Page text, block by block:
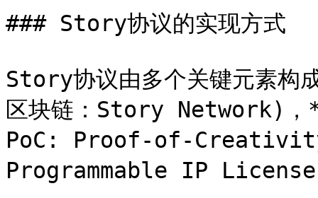
### Story协议的实现方式
Story协议由多个关键元素
区块链：Story Network)，
PoC: Proof-of-
Programmable IP